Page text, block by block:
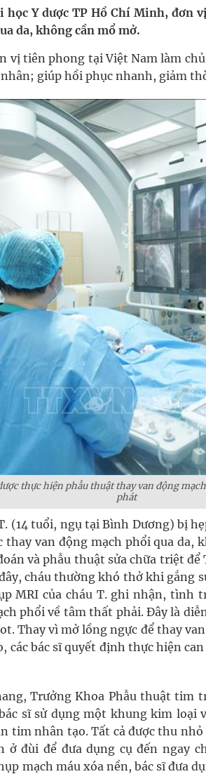
liệu
phòng ngừa ung thư
lý chất lượng thuốc
giày”
Y dược TP Hồ Chí Minh, đơn
da, không cần mổ mở.
vị tiên phong tại Việt Nam làm
giúp hồi phục nhanh, giảm
thực hiện phẫu thuật thay van động
phát
(14 tuổi, ngụ tại Bình Dương) bị
thay van động mạch phổi qua da,
và phẫu thuật sửa chữa triệt
cháu thường khó thở khi gắng
MRI của cháu T. ghi nhận, tình
phổi về tâm thất phải. Đây là
Thay vì mở lồng ngực để thay
các bác sĩ quyết định thực hiện
Trưởng Khoa Phẫu thuật tim
sĩ sử dụng một khung kim loại
tim nhân tạo. Tất cả được thu
đùi để đưa dụng cụ đến ngay
mạch máu xóa nền, bác sĩ đưa